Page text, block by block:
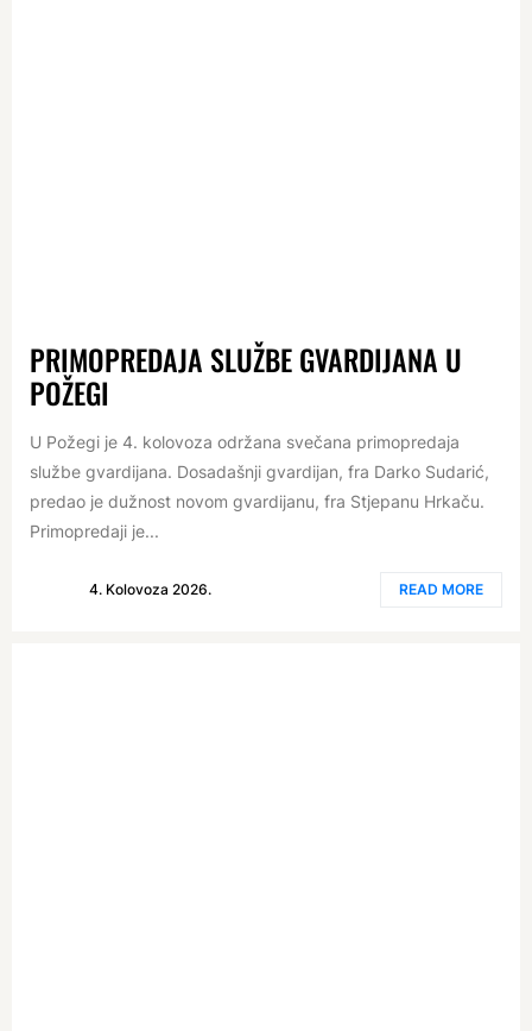
PRIMOPREDAJA SLUŽBE GVARDIJANA U
POŽEGI
U Požegi je 4. kolovoza održana svečana primopredaja
službe gvardijana. Dosadašnji gvardijan, fra Darko Sudarić,
predao je dužnost novom gvardijanu, fra Stjepanu Hrkaču.
Primopredaji je...
4. Kolovoza 2026. READ MORE